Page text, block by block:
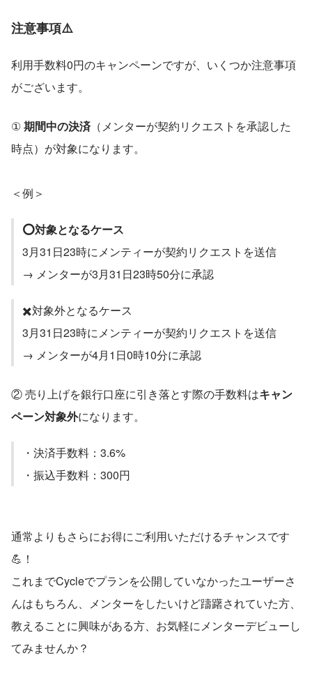
注意事項⚠️
利用手数料0円のキャンペーンですが、いくつか注意事項
がございます。
① 期間中の決済（メンターが契約リクエストを承認した
時点）が対象になります。
＜例＞
⭕️対象となるケース
3月31日23時にメンティーが契約リクエストを送信
→ メンターが3月31日23時50分に承認
✖️対象外となるケース
3月31日23時にメンティーが契約リクエストを送信
→ メンターが4月1日0時10分に承認
② 売り上げを銀行口座に引き落とす際の手数料はキャン
ペーン対象外になります。
・決済手数料：3.6%
・振込手数料：300円
通常よりもさらにお得にご利用いただけるチャンスです
💪！
これまでCycleでプランを公開していなかったユーザーさ
んはもちろん、メンターをしたいけど躊躇されていた方、
教えることに興味がある方、お気軽にメンターデビューし
てみませんか？